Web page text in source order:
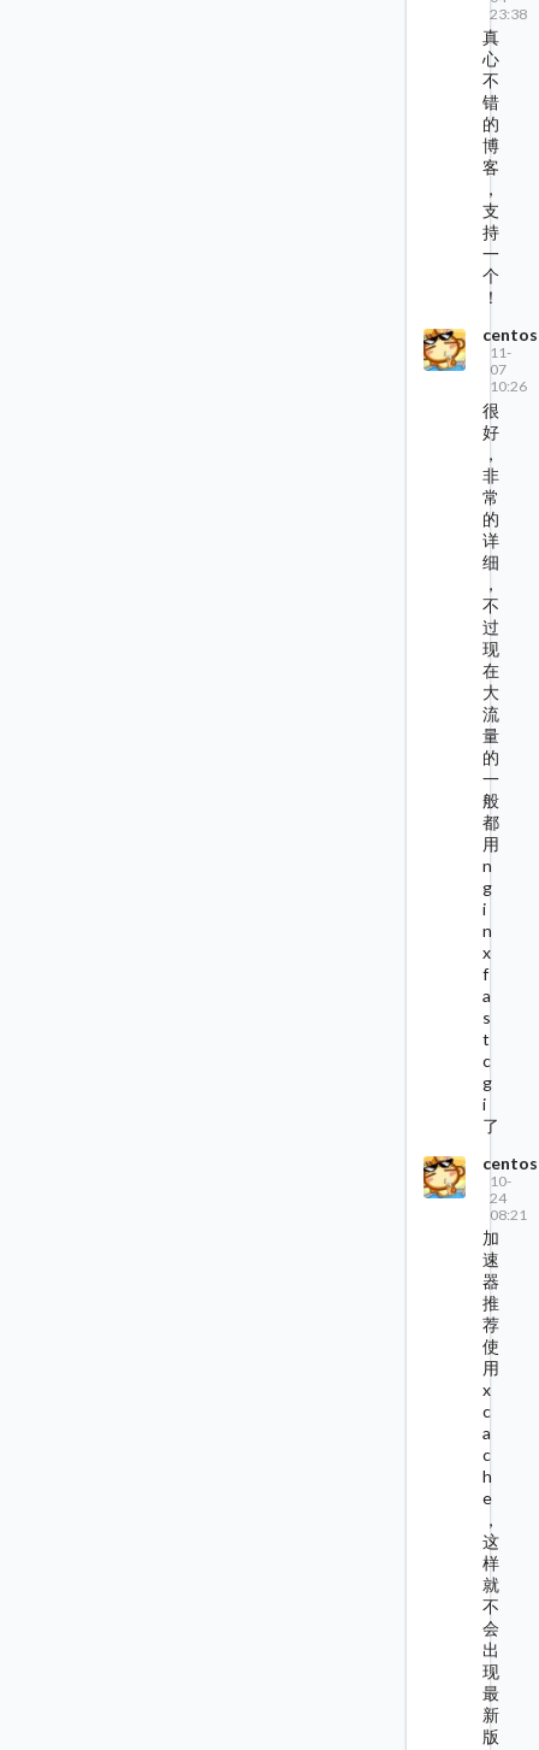
23:38
真
心
不
错
的
博
客
，
支
持
一
个
！
centos
11-
07
10:26
很
好
，
非
常
的
详
细
，
不
过
现
在
大
流
量
的
一
般
都
用
n
g
i
n
x
f
a
s
t
c
g
i
了
centos
10-
24
08:21
加
速
器
推
荐
使
用
x
c
a
c
h
e
，
这
样
就
不
会
出
现
最
新
版